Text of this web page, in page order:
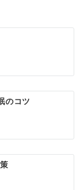
のコツ